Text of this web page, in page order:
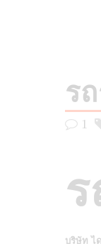
ร
1
บริษัท ไ